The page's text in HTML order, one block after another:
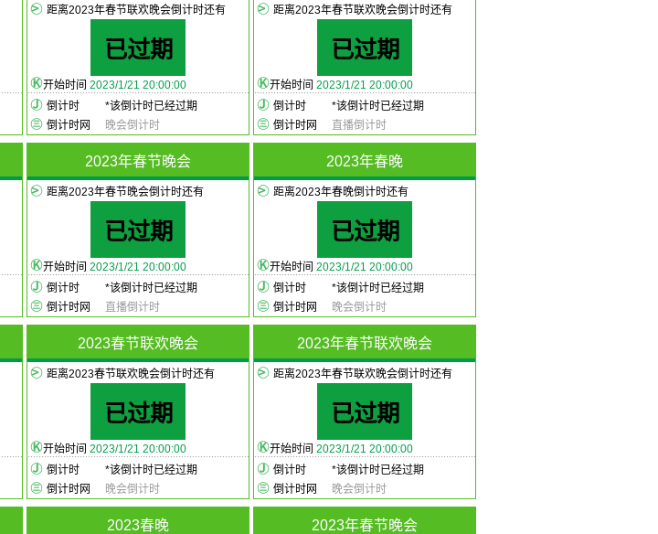
距离2023年春节联欢晚会倒计时还有
已过期
开始时间 2023/1/21 20:00:00
倒计时
*该倒计时已经过期
倒计时网
晚会倒计时
距离2023年春节联欢晚会倒计时还有
已过期
开始时间 2023/1/21 20:00:00
倒计时
*该倒计时已经过期
倒计时网
直播倒计时
2023年春节晚会
距离2023年春节晚会倒计时还有
已过期
开始时间 2023/1/21 20:00:00
倒计时
*该倒计时已经过期
倒计时网
直播倒计时
2023年春晚
距离2023年春晚倒计时还有
已过期
开始时间 2023/1/21 20:00:00
倒计时
*该倒计时已经过期
倒计时网
晚会倒计时
2023春节联欢晚会
距离2023春节联欢晚会倒计时还有
已过期
开始时间 2023/1/21 20:00:00
倒计时
*该倒计时已经过期
倒计时网
晚会倒计时
2023年春节联欢晚会
距离2023年春节联欢晚会倒计时还有
已过期
开始时间 2023/1/21 20:00:00
倒计时
*该倒计时已经过期
倒计时网
晚会倒计时
2023春晚 2023年春节晚会